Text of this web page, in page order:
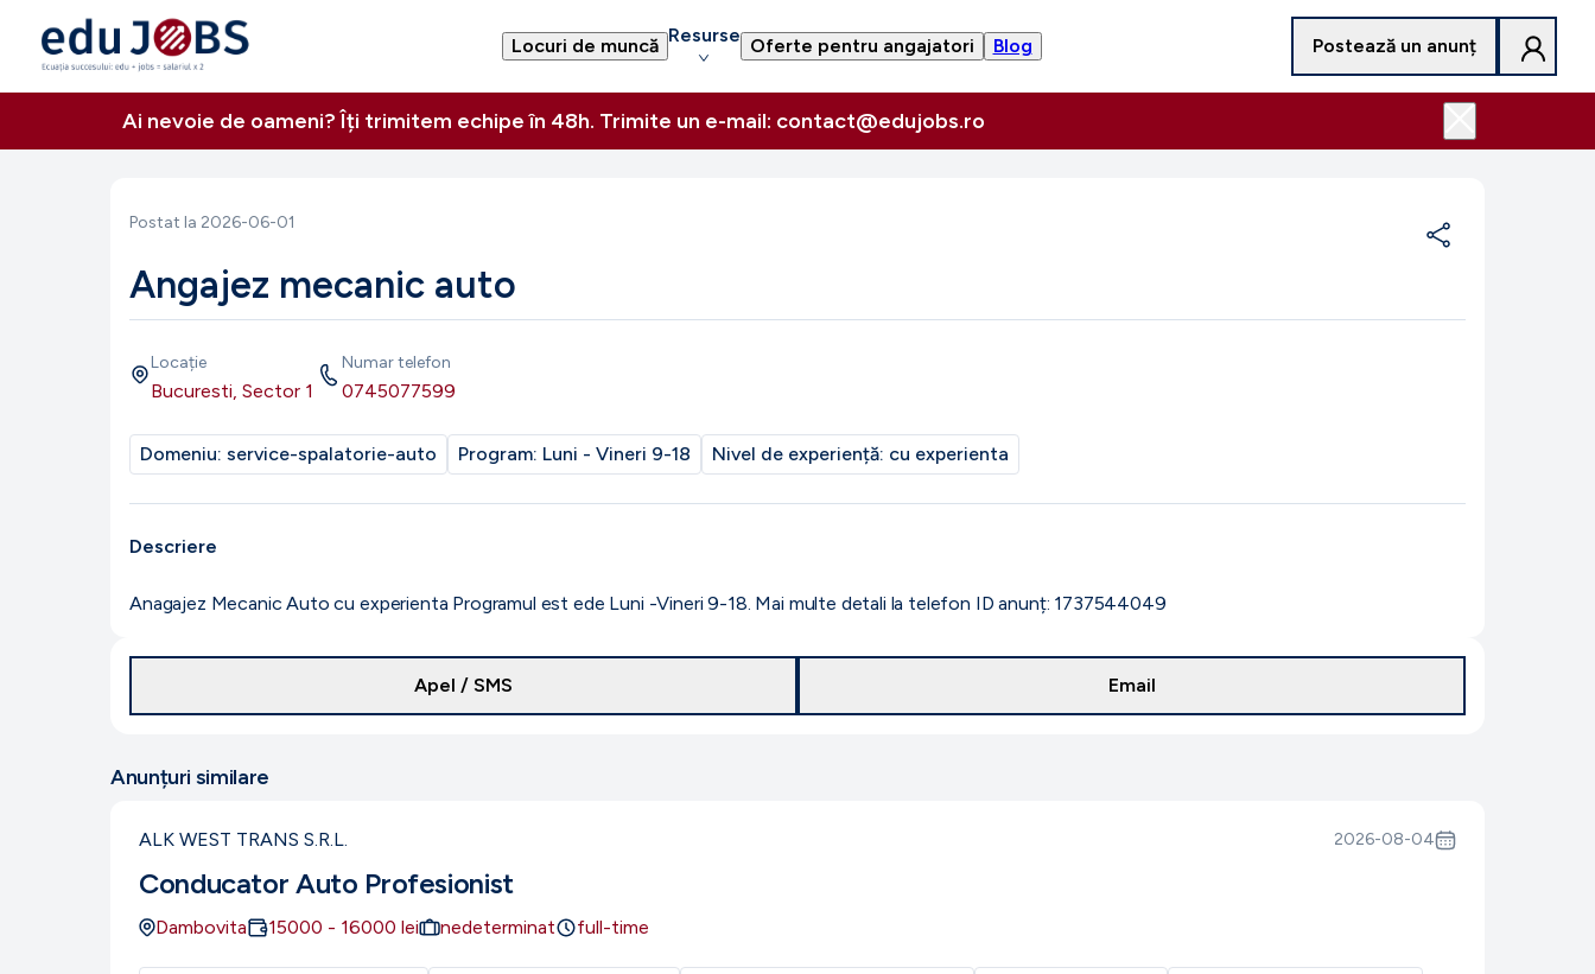
Locuri de muncă Resurse Oferte pentru angajatori Blog Postează un anunț
Ai nevoie de oameni? Îți trimitem echipe în 48h. Trimite un e-mail: contact@edujobs.ro
Postat la 2026-06-01
Angajez mecanic auto
Locație
Bucuresti, Sector 1
Numar telefon
0745077599
Domeniu: service-spalatorie-auto Program: Luni - Vineri 9-18 Nivel de experiență: cu experienta
Descriere
Anagajez Mecanic Auto cu experienta Programul est ede Luni -Vineri 9-18. Mai multe detali la telefon ID anunț: 1737544049
Apel / SMS Email
Anunțuri similare
ALK WEST TRANS S.R.L. 2026-08-04
Conducator Auto Profesionist
Dambovita 15000 - 16000 lei nedeterminat full-time